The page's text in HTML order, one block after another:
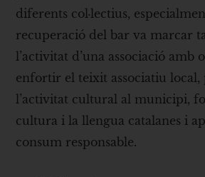
diferents col·lectius,
recuperació del bar va marcar
l’activitat d’una associació amb
enfortir el teixit associatiu
l’activitat cultural al municipi,
cultura i la llengua catalanes i
consum responsable.